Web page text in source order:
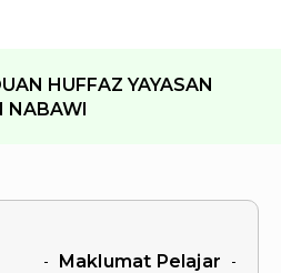
HUFFAZ YAYASAN
NABAWI
Maklumat Pelajar